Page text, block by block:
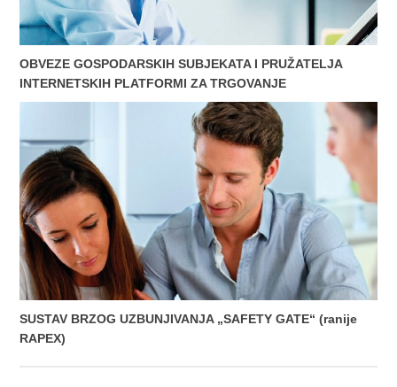
OBVEZE GOSPODARSKIH SUBJEKATA I PRUŽATELJA
INTERNETSKIH PLATFORMI ZA TRGOVANJE
SUSTAV BRZOG UZBUNJIVANJA „SAFETY GATE“ (ranije
RAPEX)